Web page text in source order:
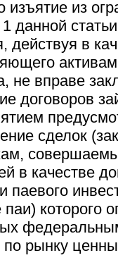
из
данной
в
не вправе
договоров
сделок
в качестве
паевого
которого
рынку